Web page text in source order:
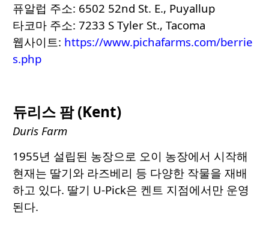
퓨알럽 주소: 6502 52nd St. E., Puyallup
타코마 주소: 7233 S Tyler St., Tacoma
웹사이트: https://www.pichafarms.com/berrie
s.php
듀리스 팜 (Kent)
Duris Farm
1955년 설립된 농장으로 오이 농장에서 시작해
현재는 딸기와 라즈베리 등 다양한 작물을 재배
하고 있다. 딸기 U-Pick은 켄트 지점에서만 운영
된다.